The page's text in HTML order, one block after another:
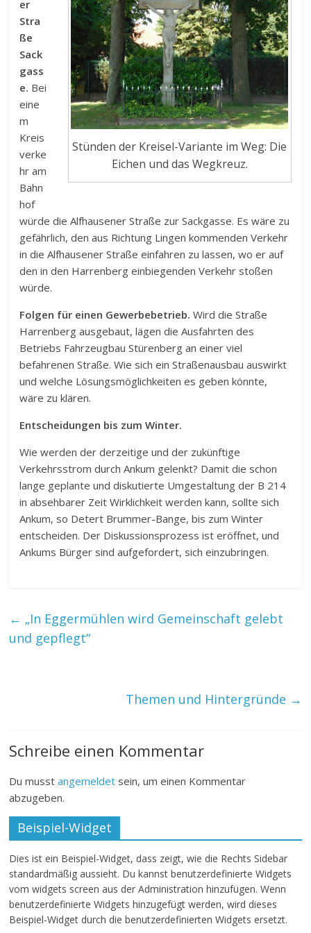
Stünden der Kreisel-Variante im Weg: Die
Eichen und das Wegkreuz.
er
Stra
ße
Sack
gass
e. Bei
eine
m
Kreis
verke
hr am
Bahn
hof
würde die Alfhausener Straße zur Sackgasse. Es wäre zu
gefährlich, den aus Richtung Lingen kommenden Verkehr
in die Alfhausener Straße einfahren zu lassen, wo er auf
den in den Harrenberg einbiegenden Verkehr stoßen
würde.
Folgen für einen Gewerbebetrieb.Wird die Straße
Harrenberg ausgebaut, lägen die Ausfahrten des
Betriebs Fahrzeugbau Stürenberg an einer viel
befahrenen Straße. Wie sich ein Straßenausbau auswirkt
und welche Lösungsmöglichkeiten es geben könnte,
wäre zu klären.
Entscheidungen bis zum Winter.
Wie werden der derzeitige und der zukünftige
Verkehrsstrom durch Ankum gelenkt? Damit die schon
lange geplante und diskutierte Umgestaltung der B 214
in absehbarer Zeit Wirklichkeit werden kann, sollte sich
Ankum, so Detert Brummer-Bange, bis zum Winter
entscheiden. Der Diskussionsprozess ist eröffnet, und
Ankums Bürger sind aufgefordert, sich einzubringen.
← „In Eggermühlen wird Gemeinschaft gelebt
und gepflegt“
Themen und Hintergründe →
Schreibe einen Kommentar
Du musstangemeldet sein, um einen Kommentar
abzugeben.
Beispiel-Widget
Dies ist ein Beispiel-Widget, dass zeigt, wie die Rechts Sidebar
standardmäßig aussieht. Du kannst benutzerdefinierte Widgets
vom widgets screen aus der Administration hinzufügen. Wenn
benutzerdefinierte Widgets hinzugefügt werden, wird dieses
Beispiel-Widget durch die benutzerdefinierten Widgets ersetzt.